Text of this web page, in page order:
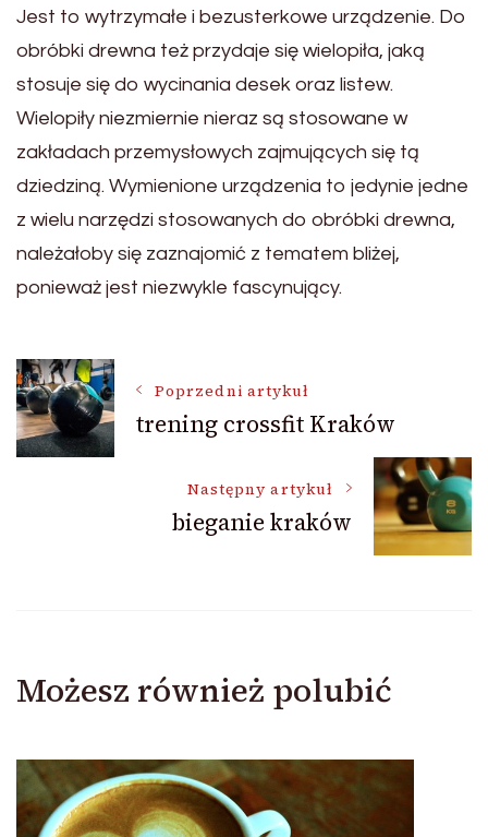
Jest to wytrzymałe i bezusterkowe urządzenie. Do
obróbki drewna też przydaje się wielopiła, jaką
stosuje się do wycinania desek oraz listew.
Wielopiły niezmiernie nieraz są stosowane w
zakładach przemysłowych zajmujących się tą
dziedziną. Wymienione urządzenia to jedynie jedne
z wielu narzędzi stosowanych do obróbki drewna,
należałoby się zaznajomić z tematem bliżej,
ponieważ jest niezwykle fascynujący.
Nawigacja
wpisu
Poprzedni artykuł
trening crossfit Kraków
Następny artykuł
bieganie kraków
Możesz również polubić